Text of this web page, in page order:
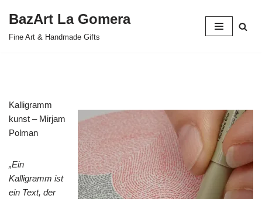
BazArt La Gomera
Fine Art & Handmade Gifts
Kalligramm
kunst – Mirjam
Polman
„Ein
Kalligramm ist
ein Text, der